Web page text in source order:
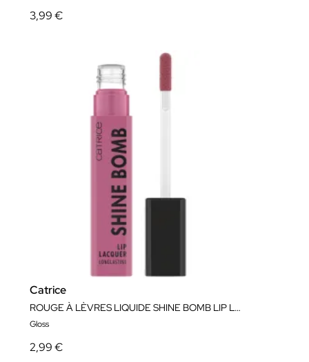
3,99 €
Catrice
ROUGE À LÈVRES LIQUIDE SHINE BOMB LIP LACQUER
Gloss
2,99 €